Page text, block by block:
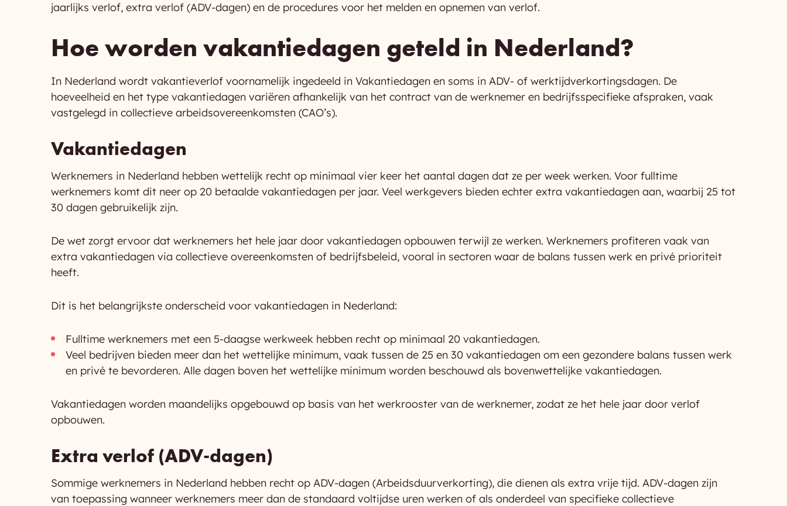
jaarlijks verlof, extra verlof (ADV-dagen) en de procedures voor het melden en opnemen van verlof.
Hoe worden vakantiedagen geteld in Nederland?
In Nederland wordt vakantieverlof voornamelijk ingedeeld in Vakantiedagen en soms in ADV- of werktijdverkortingsdagen. De
hoeveelheid en het type vakantiedagen variëren afhankelijk van het contract van de werknemer en bedrijfsspecifieke afspraken, vaak
vastgelegd in collectieve arbeidsovereenkomsten (CAO’s).
Vakantiedagen
Werknemers in Nederland hebben wettelijk recht op minimaal vier keer het aantal dagen dat ze per week werken. Voor fulltime
werknemers komt dit neer op 20 betaalde vakantiedagen per jaar. Veel werkgevers bieden echter extra vakantiedagen aan, waarbij 25 tot
30 dagen gebruikelijk zijn.
De wet zorgt ervoor dat werknemers het hele jaar door vakantiedagen opbouwen terwijl ze werken. Werknemers profiteren vaak van
extra vakantiedagen via collectieve overeenkomsten of bedrijfsbeleid, vooral in sectoren waar de balans tussen werk en privé prioriteit
heeft.
Dit is het belangrijkste onderscheid voor vakantiedagen in Nederland:
Fulltime werknemers met een 5-daagse werkweek hebben recht op minimaal 20 vakantiedagen.
Veel bedrijven bieden meer dan het wettelijke minimum, vaak tussen de 25 en 30 vakantiedagen om een gezondere balans tussen werk
en privé te bevorderen. Alle dagen boven het wettelijke minimum worden beschouwd als bovenwettelijke vakantiedagen.
Vakantiedagen worden maandelijks opgebouwd op basis van het werkrooster van de werknemer, zodat ze het hele jaar door verlof
opbouwen.
Extra verlof (ADV-dagen)
Sommige werknemers in Nederland hebben recht op ADV-dagen (Arbeidsduurverkorting), die dienen als extra vrije tijd. ADV-dagen zijn
van toepassing wanneer werknemers meer dan de standaard voltijdse uren werken of als onderdeel van specifieke collectieve